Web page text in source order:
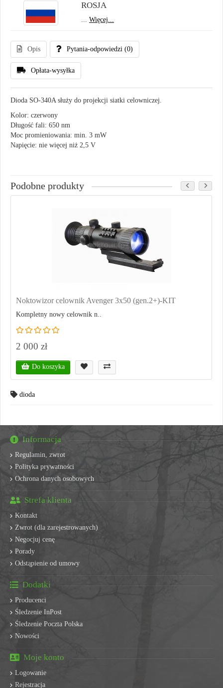
ROSJA
... Więcej...
Opis Pytania-odpowiedzi (0)
Opłata-wysyłka
Dioda SO-340A służy do projekcji siatki celowniczej.
Kolor: czerwony
Długość fali: 650 nm
Moc promieniowania: min. 3 mW
Napięcie: nie więcej niż 2,5 V
Podobne produkty
Noktowizor celownik Avenger 3x50 (gen.2+)-KIT
Kompletny nowy celownik n..
2 000 zł
Do koszyka
dioda
Informacja
Regulamin, zwrot
Polityka prywatności
Ochrona danych osobowych
Strefa klienta
Kontakt
Zwrot (dla zarejestrowanych)
Negocjuj cenę
Porady
Odstąpienie od umowy
Dodatki
Producenci
Śledzenie InPost
Śledzenie Poczta Polska
Nowości
Moje konto
Logowanie
Rejestracja